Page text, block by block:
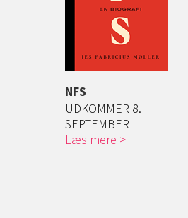
NFS
UDKOMMER 8.
SEPTEMBER
Læs mere